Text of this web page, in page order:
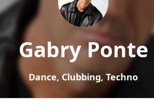
Gabry Ponte
Dance, Clubbing, Techno